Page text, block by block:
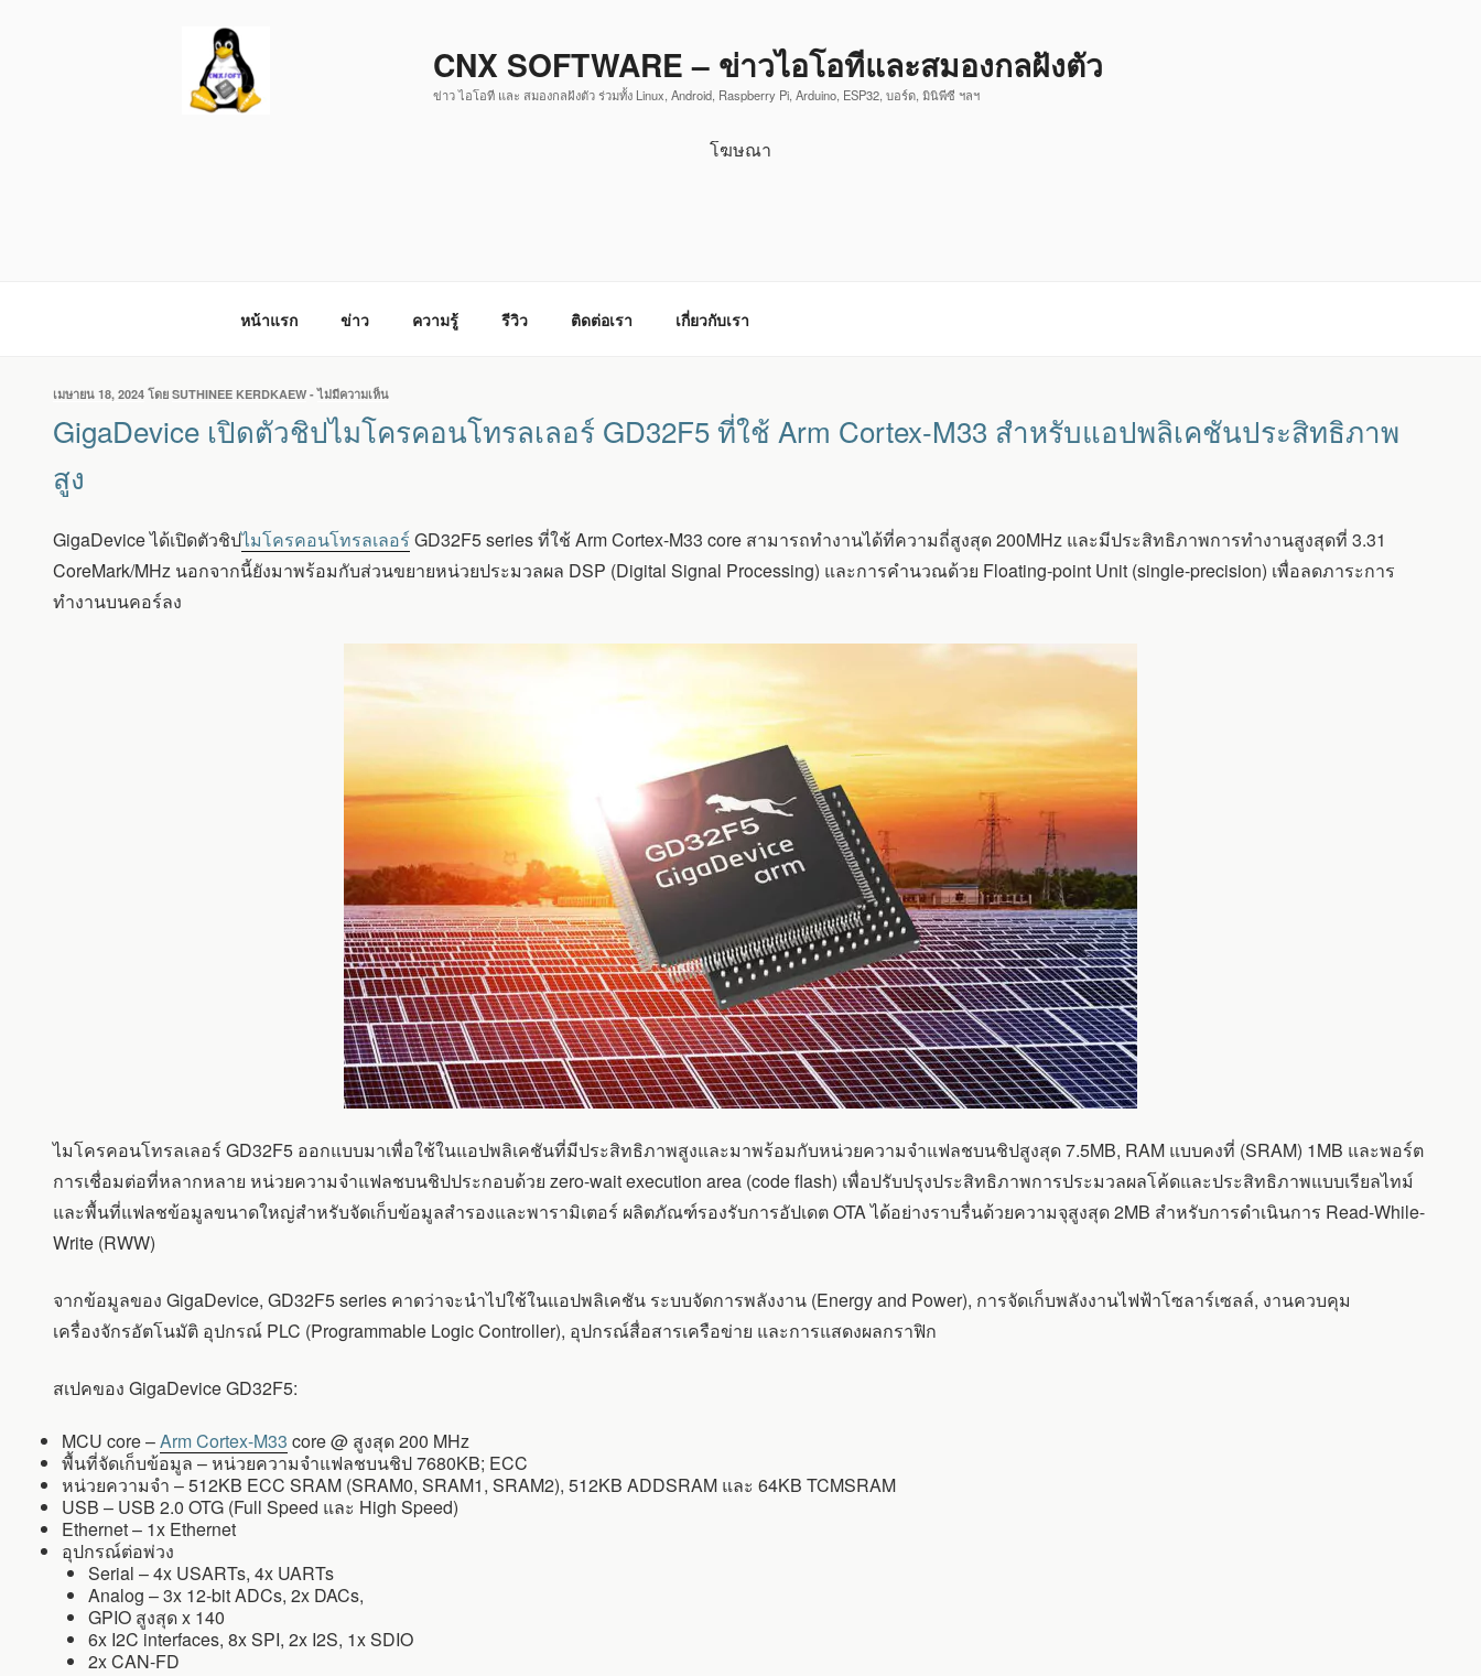
CNX SOFTWARE – ข่าวไอโอทีและสมองกลฝังตัว
ข่าว ไอโอที และ สมองกลฝังตัว ร่วมทั้ง Linux, Android, Raspberry Pi, Arduino, ESP32, บอร์ด, มินิพีซี ฯลฯ
โฆษณา
หน้าแรก ข่าว ความรู้ รีวิว ติดต่อเรา เกี่ยวกับเรา
เขียน
ที่
เมษายน 18, 2024 โดย SUTHINEE KERDKAEW -ไม่มีความเห็น
เปิด
GD32F5
ใช้
M33
แอปพลิเคชัน
GigaDevice เปิดตัวชิปไมโครคอนโทรลเลอร์ GD32F5 ที่ใช้ Arm Cortex-M33 สำหรับแอปพลิเคชันประสิทธิภาพ
สูง
GigaDevice ได้เปิดตัวชิปไมโครคอนโทรลเลอร์ GD32F5 series ที่ใช้ Arm Cortex-M33 core สามารถทำงานได้ที่ความถี่สูงสุด 200MHz และมีประสิทธิภาพการทำงานสูงสุดที่ 3.31
CoreMark/MHz นอกจากนี้ยังมาพร้อมกับส่วนขยายหน่วยประมวลผล DSP (Digital Signal Processing) และการคำนวณด้วย Floating-point Unit (single-precision) เพื่อลดภาระการ
ทำงานบนคอร์ลง
ไมโครคอนโทรลเลอร์ GD32F5 ออกแบบมาเพื่อใช้ในแอปพลิเคชันที่มีประสิทธิภาพสูงและมาพร้อมกับหน่วยความจำแฟลชบนชิปสูงสุด 7.5MB, RAM แบบคงที่ (SRAM) 1MB และพอร์ต
การเชื่อมต่อที่หลากหลาย หน่วยความจำแฟลชบนชิปประกอบด้วย zero-wait execution area (code flash) เพื่อปรับปรุงประสิทธิภาพการประมวลผลโค้ดและประสิทธิภาพแบบเรียลไทม์
และพื้นที่แฟลชข้อมูลขนาดใหญ่สำหรับจัดเก็บข้อมูลสำรองและพารามิเตอร์ ผลิตภัณฑ์รองรับการอัปเดต OTA ได้อย่างราบรื่นด้วยความจุสูงสุด 2MB สำหรับการดำเนินการ Read-While-
Write (RWW)
จากข้อมูลของ GigaDevice, GD32F5 series คาดว่าจะนำไปใช้ในแอปพลิเคชัน ระบบจัดการพลังงาน (Energy and Power), การจัดเก็บพลังงานไฟฟ้าโซลาร์เซลล์, งานควบคุม
เครื่องจักรอัตโนมัติ อุปกรณ์ PLC (Programmable Logic Controller), อุปกรณ์สื่อสารเครือข่าย และการแสดงผลกราฟิก
สเปคของ GigaDevice GD32F5:
MCU core –Arm Cortex-M33 core @ สูงสุด 200 MHz
พื้นที่จัดเก็บข้อมูล – หน่วยความจำแฟลชบนชิป 7680KB; ECC
หน่วยความจำ – 512KB ECC SRAM (SRAM0, SRAM1, SRAM2), 512KB ADDSRAM และ 64KB TCMSRAM
USB – USB 2.0 OTG (Full Speed และ High Speed)
Ethernet – 1x Ethernet
อุปกรณ์ต่อพ่วง
Serial – 4x USARTs, 4x UARTs
Analog – 3x 12-bit ADCs, 2x DACs,
GPIO สูงสุด x 140
6x I2C interfaces, 8x SPI, 2x I2S, 1x SDIO
2x CAN-FD